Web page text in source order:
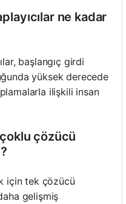
ne kadar
başlangıç girdi
yüksek derecede
ilişkili insan
çözücü
için tek çözücü
gelişmiş